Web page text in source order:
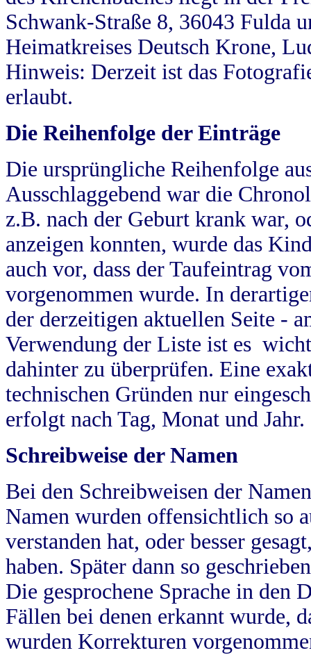
Schwank-Straße 8, 36043 Fulda
Heimatkreises Deutsch Krone,
Hinweis: Derzeit ist das
erlaubt.
Die Reihenfolge der Einträge
Die ursprüngliche Reihenfolge
Ausschlaggebend war die
z.B. nach der Geburt krank war,
anzeigen konnten, wurde das
auch vor, dass der Taufeintrag
vorgenommen wurde. In
der derzeitigen aktuellen Seite -
Verwendung der Liste ist es
dahinter zu überprüfen. Eine
technischen Gründen nur
erfolgt nach Tag, Monat und Jahr.
Schreibweise der Namen
Bei den Schreibweisen der
Namen wurden offensichtlich so
verstanden hat, oder besser
haben. Später dann so
Die gesprochene Sprache in
Fällen bei denen erkannt wurde,
wurden Korrekturen